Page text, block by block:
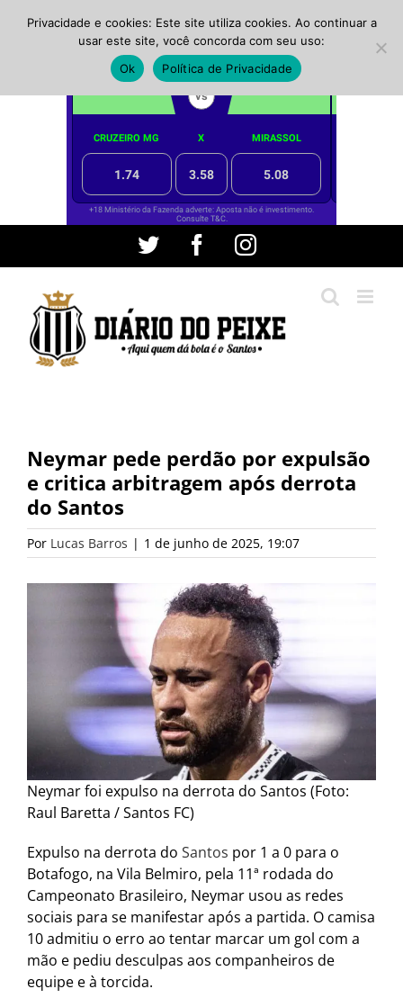
conteúdo
Twitter FacebookInstagram
Neymar pede perdão por expulsão
e critica arbitragem após derrota
do Santos
Por Lucas Barros | 1 de junho de 2025, 19:07
Neymar foi expulso na derrota do Santos (Foto:
Raul Baretta / Santos FC)
Expulso na derrota do Santos por 1 a 0 para o
Botafogo, na Vila Belmiro, pela 11ª rodada do
Campeonato Brasileiro, Neymar usou as redes
sociais para se manifestar após a partida. O camisa
10 admitiu o erro ao tentar marcar um gol com a
mão e pediu desculpas aos companheiros de
equipe e à torcida.
Privacidade e cookies: Este site utiliza cookies. Ao continuar a
usar este site, você concorda com seu uso:
Ok
Política de Privacidade